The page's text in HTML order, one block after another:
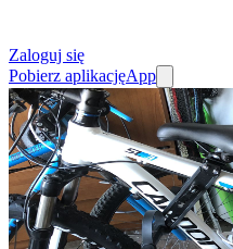
Zaloguj się
Pobierz aplikacjęApp